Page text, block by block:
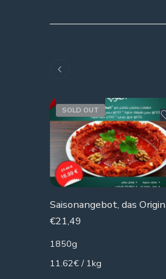
SOLD OUT
€21,49
1850g
11.62€ / 1kg